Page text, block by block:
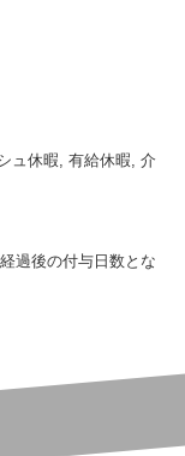
ュ休暇, 有給休暇, 介
過後の付与日数とな